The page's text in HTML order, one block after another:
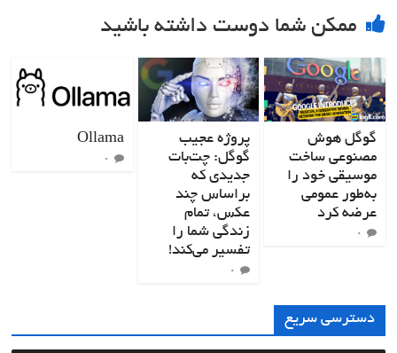
ممکن شما دوست داشته باشید
گوگل هوش
مصنوعی ساخت
موسیقی خود را
به‌طور عمومی
عرضه کرد
۰
پروژه عجیب
گوگل: چت‌بات
جدیدی که
براساس چند
عکس، تمام
زندگی شما را
تفسیر می‌کند!
۰
Ollama
۰
دسترسی سریع